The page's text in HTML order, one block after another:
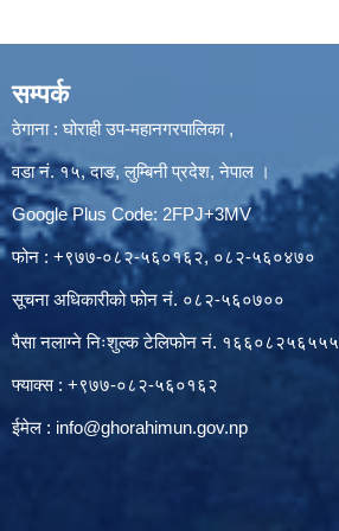
सम्पर्क
ठेगाना : घोराही उप-महानगरपालिका ,
वडा नं. १५, दाङ, लुम्बिनी प्रदेश, नेपाल ।
Google Plus Code: 2FPJ+3MV
फोन : +९७७-०८२-५६०१६२, ०८२-५६०४७०
सूचना अधिकारीको फोन नं. ०८२-५६०७००
पैसा नलाग्ने निःशुल्क टेलिफोन नं. १६६०८२५६५५५
फ्याक्स : +९७७-०८२-५६०१६२
ईमेल : info@ghorahimun.gov.np